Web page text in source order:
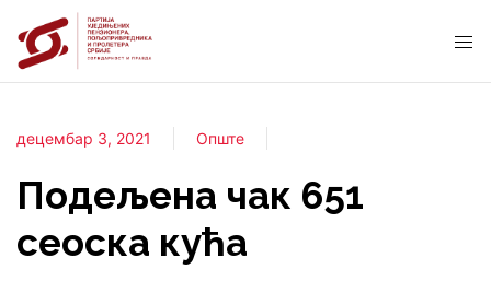
децембар 3, 2021 Опште
Подељена чак 651
сеоска кућа